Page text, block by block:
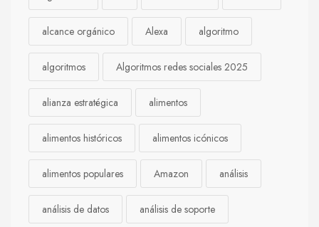
alcance orgánico Alexa algoritmo
algoritmos Algoritmos redes sociales 2025
alianza estratégica alimentos
alimentos históricos alimentos icónicos
alimentos populares Amazon análisis
análisis de datos análisis de soporte